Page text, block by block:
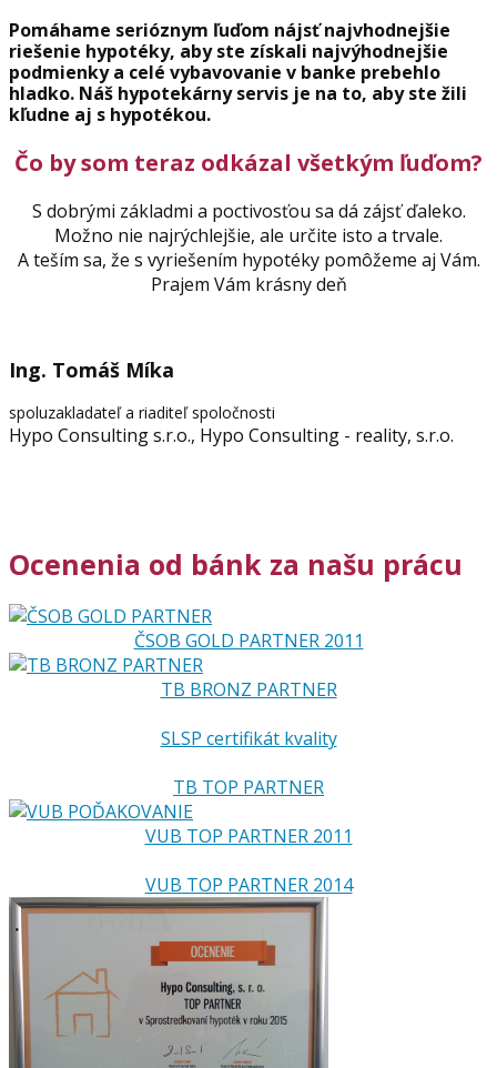
Pomáhame serióznym ľuďom nájsť najvhodnejšie
riešenie hypotéky, aby ste získali najvýhodnejšie
podmienky a celé vybavovanie v banke prebehlo
hladko. Náš hypotekárny servis je na to, aby ste žili
kľudne aj s hypotékou.
Čo by som teraz odkázal všetkým ľuďom?
S dobrými základmi a poctivosťou sa dá zájsť ďaleko.
Možno nie najrýchlejšie, ale určite isto a trvale.
A teším sa, že s vyriešením hypotéky pomôžeme aj Vám.
Prajem Vám krásny deň
Ing. Tomáš Míka
spoluzakladateľ a riaditeľ spoločnosti
Hypo Consulting s.r.o., Hypo Consulting - reality, s.r.o.
Ocenenia od bánk za našu prácu
ČSOB GOLD PARTNER 2011
TB BRONZ PARTNER
SLSP certifikát kvality
TB TOP PARTNER
VUB TOP PARTNER 2011
VUB TOP PARTNER 2014